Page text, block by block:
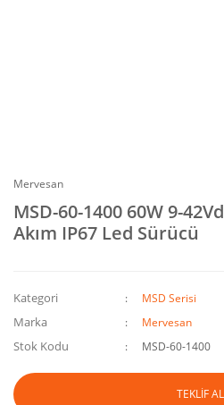
Mervesan
MSD-60-1400 60W 9-
Akım IP67 Led Sürücü
Kategori MSD Serisi
Marka Mervesan
Stok Kodu MSD-60-1400
TEKLİF AL